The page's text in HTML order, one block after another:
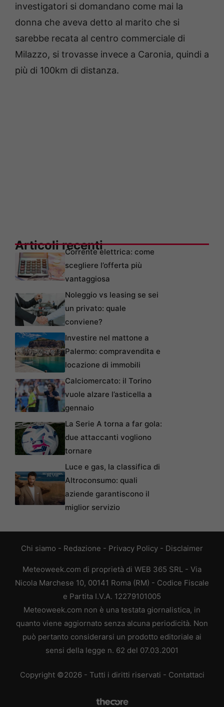
investigatori si domandano come mai la
donna che aveva detto al marito che si
sarebbe recata al centro commerciale di
Milazzo, si trovasse invece a Caronia, quindi a
più di 100km di distanza.
Articoli recentiCorrente elettrica: come
scegliere l’offerta più
vantaggiosa
Noleggio vs leasing se sei
un privato: quale
conviene?
Investire nel mattone a
Palermo: compravendita e
locazione di immobili
Calciomercato: il Torino
vuole alzare l’asticella a
gennaio
La Serie A torna a far gola:
due attaccanti vogliono
tornare
Luce e gas, la classifica di
Altroconsumo: quali
aziende garantiscono il
miglior servizio
Chi siamo - Redazione - Privacy Policy - Disclaimer
Meteoweek.com di proprietà di WEB 365 SRL - Via
Nicola Marchese 10, 00141 Roma (RM) - Codice Fiscale
e Partita I.V.A. 12279101005
Meteoweek.com non è una testata giornalistica, in
quanto viene aggiornato senza alcuna periodicità. Non
può pertanto considerarsi un prodotto editoriale ai
sensi della legge n. 62 del 07.03.2001
Copyright ©2026 - Tutti i diritti riservati - Contattaci